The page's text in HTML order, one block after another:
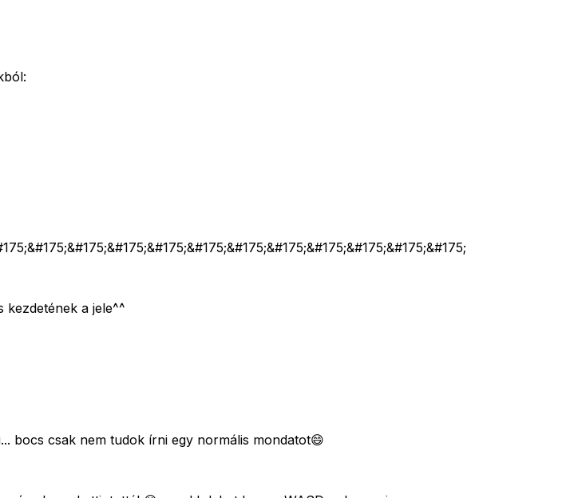
kezdetének a jele^^
bocs csak nem tudok írni egy normális mondatot😄